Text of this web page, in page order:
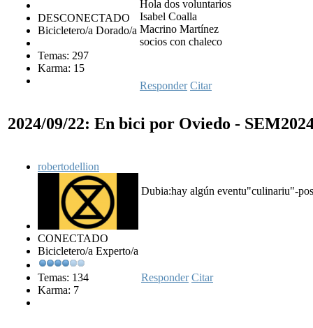
DESCONECTADO
Bicicletero/a Dorado/a
Temas: 297
Karma: 15
Hola dos voluntarios
Isabel Coalla
Macrino Martínez
socios con chaleco
Responder Citar
2024/09/22: En bici por Oviedo -
robertodellion
CONECTADO
Bicicletero/a Experto/a
Temas: 134
Karma: 7
Dubia:hay algún eventu"culinariu"-
Responder Citar